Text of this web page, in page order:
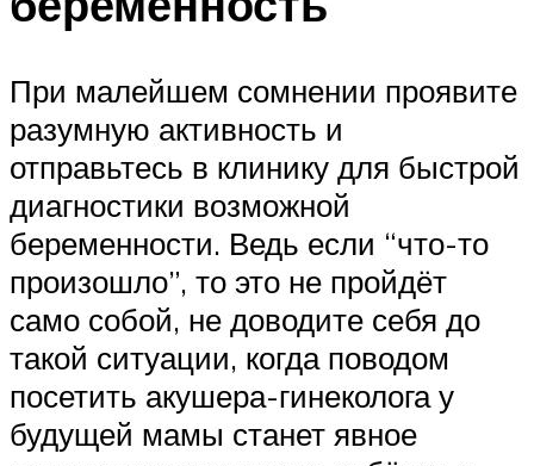
При малейшем сомнении проявите
разумную активность и
отправьтесь в клинику для быстрой
диагностики возможной
беременности. Ведь если “что-то
произошло”, то это не пройдёт
само собой, не доводите себя до
такой ситуации, когда поводом
посетить акушера-гинеколога у
будущей мамы станет явное